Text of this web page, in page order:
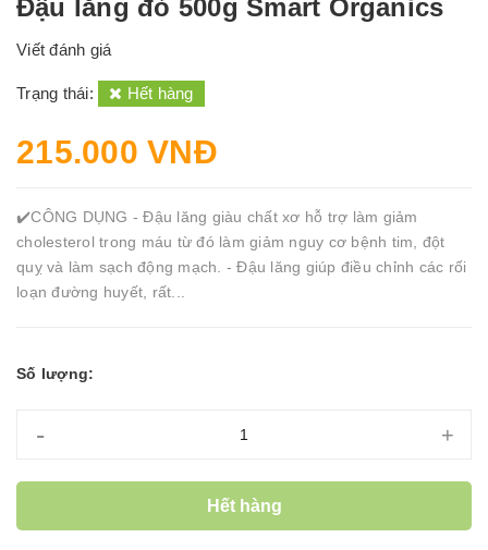
Đậu lăng đỏ 500g Smart Organics
Viết đánh giá
Trạng thái: Hết hàng
215.000 VNĐ
✔️CÔNG DỤNG - Đậu lăng giàu chất xơ hỗ trợ làm giảm
cholesterol trong máu từ đó làm giảm nguy cơ bệnh tim, đột
quỵ và làm sạch động mạch. - Đậu lăng giúp điều chỉnh các rối
loạn đường huyết, rất...
Số lượng:
- +
Hết hàng